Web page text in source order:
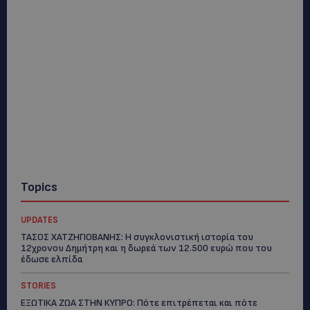
Topics
UPDATES
ΤΑΣΟΣ ΧΑΤΖΗΓΙΟΒΑΝΗΣ: Η συγκλονιστική ιστορία του
12χρονου Δημήτρη και η δωρεά των 12.500 ευρώ που του
έδωσε ελπίδα
STORIES
ΕΞΩΤΙΚΑ ΖΩΑ ΣΤΗΝ ΚΥΠΡΟ: Πότε επιτρέπεται και πότε